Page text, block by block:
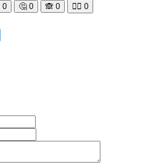
0 🤔 0 🙈 0 🧘‍♀️ 0